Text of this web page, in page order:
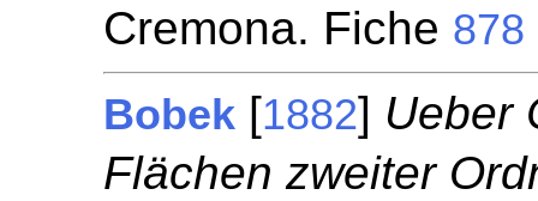
Cremona. Fiche 878
Bobek [1882] Ueber
Flächen zweiter